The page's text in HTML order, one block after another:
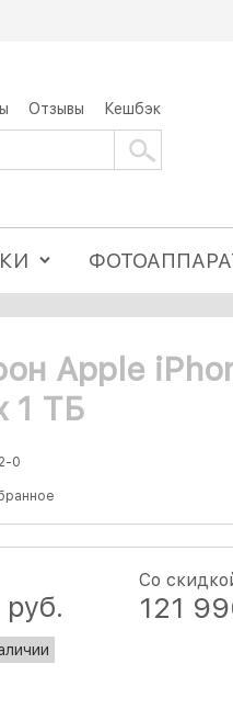
Отзывы Кешбэк
Apple
1 ТБ
0
121
Со
руб.